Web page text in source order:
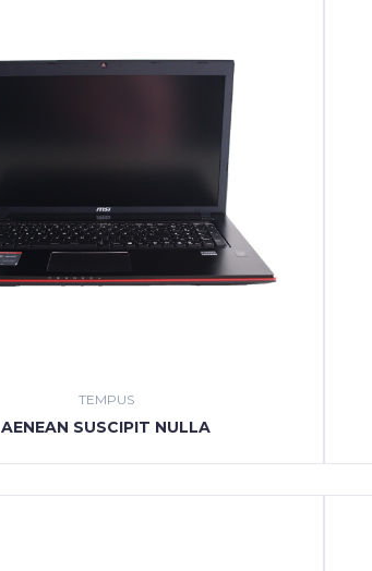
TEMPUS
AENEAN SUSCIPIT NULLA